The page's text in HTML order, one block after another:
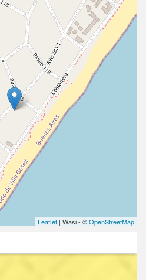
Leaflet | Wasi - ©OpenStreetMap